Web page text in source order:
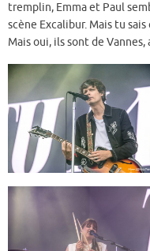
tremplin, Emma et Paul
scène Excalibur. Mais tu
Mais oui, ils sont de